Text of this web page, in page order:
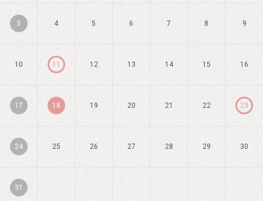
3 4 5 6 7 8 9
10 11 12 13 14 15 16
17 18 19 20 21 22 23
24 25 26 27 28 29 30
31